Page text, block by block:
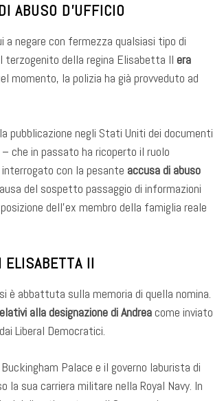
ABUSO D’UFFICIO
negare con fermezza qualsiasi tipo di
della regina Elisabetta II era
momento, la polizia ha già provveduto ad
pubblicazione negli Stati Uniti dei documenti
che in passato ha ricoperto il ruolo
con la pesante accusa di abuso
del sospetto passaggio di informazioni
dell’ex membro della famiglia reale
II
è abbattuta sulla memoria di quella nomina.
alla designazione di Andreacome inviato
Liberal Democratici.
Palace e il governo laburista di
la sua carriera militare nella Royal Navy. In